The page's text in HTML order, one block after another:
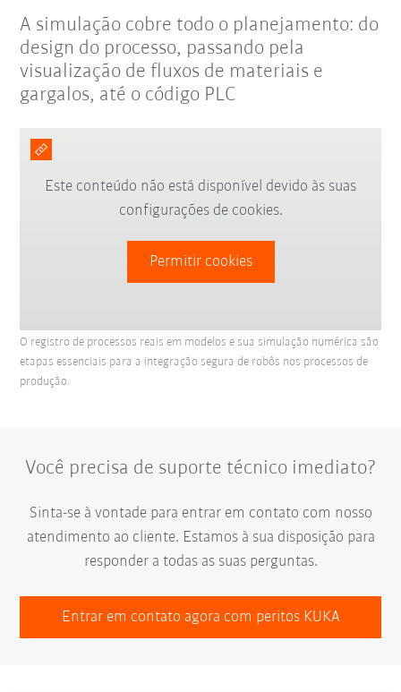
A simulação cobre todo o planejamento: do
design do processo, passando pela
visualização de fluxos de materiais e
gargalos, até o código PLC
Este conteúdo não está disponível devido às suas
configurações de cookies.
Permitir cookies
O registro de processos reais em modelos e sua simulação numérica são
etapas essenciais para a integração segura de robôs nos processos de
produção.
Você precisa de suporte técnico imediato?
Sinta-se à vontade para entrar em contato com nosso
atendimento ao cliente. Estamos à sua disposição para
responder a todas as suas perguntas.
Entrar em contato agora com peritos KUKA